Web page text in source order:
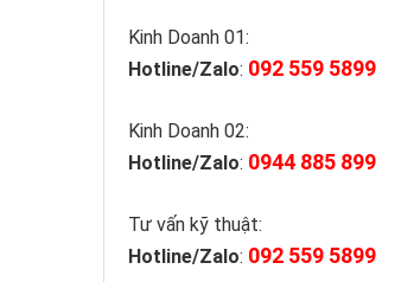
Kinh Doanh 01:
Hotline/Zalo: 092 559 5899
Kinh Doanh 02:
Hotline/Zalo: 0944 885 899
Tư vấn kỹ thuật:
Hotline/Zalo: 092 559 5899